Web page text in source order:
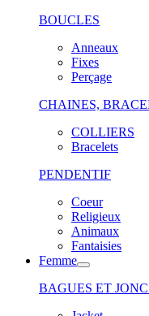
BOUCLES
Anneaux
Fixes
Perçage
CHAINES,
COLLIERS
Bracelets
PENDENTIF
Coeur
Religieux
Animaux
Fantaisies
Femme
BAGUES ET